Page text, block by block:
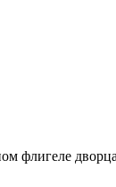
флигеле